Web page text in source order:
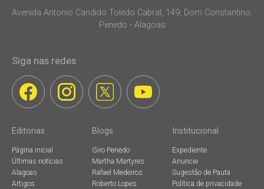
Avenida Antonio Candido Toledo Cabral, 149, Dom Constantino.
Penedo - Alagoas
Siga nas redes
Editorias
Página inicial
Últimas notícias
Alagoas
Artigos
Blogs
Giro Penedo
Martha Martyres
Rafael Medeiros
Roberto Lopes
Institucional
Expediente
Anuncie
Sugestão de Pauta
Política de privacidade